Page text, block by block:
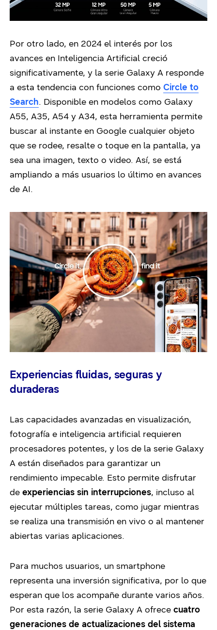
Por otro lado, en 2024 el interés por los
avances en Inteligencia Artificial creció
significativamente, y la serie Galaxy A responde
a esta tendencia con funciones como Circle to
Search. Disponible en modelos como Galaxy
A55, A35, A54 y A34, esta herramienta permite
buscar al instante en Google cualquier objeto
que se rodee, resalte o toque en la pantalla, ya
sea una imagen, texto o video. Así, se está
ampliando a más usuarios lo último en avances
de AI.
Experiencias fluidas, seguras y
duraderas
Las capacidades avanzadas en visualización,
fotografía e inteligencia artificial requieren
procesadores potentes, y los de la serie Galaxy
A están diseñados para garantizar un
rendimiento impecable. Esto permite disfrutar
de experiencias sin interrupciones, incluso al
ejecutar múltiples tareas, como jugar mientras
se realiza una transmisión en vivo o al mantener
abiertas varias aplicaciones.
Para muchos usuarios, un smartphone
representa una inversión significativa, por lo que
esperan que los acompañe durante varios años.
Por esta razón, la serie Galaxy A ofrece cuatro
generaciones de actualizaciones del sistema